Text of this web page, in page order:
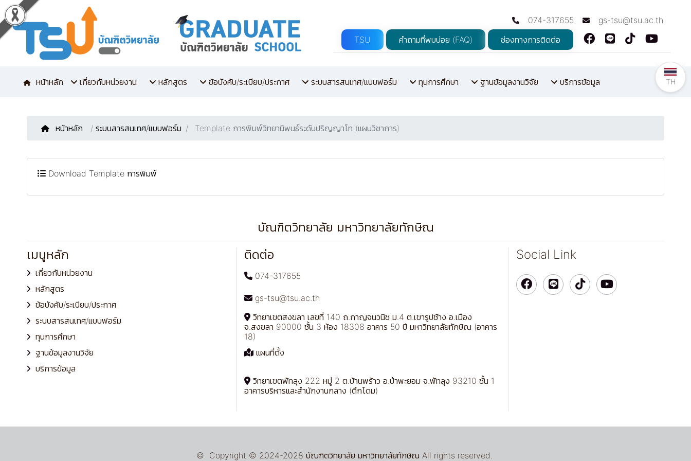
074-317655
gs-tsu@tsu.ac.th
TSU
คำถามที่พบบ่อย (FAQ) ช่องทางการติดต่อ
หน้าหลัก เกี่ยวกับหน่วยงาน หลักสูตร ข้อบังคับ/ระเบียบ/ประกาศ ระบบสารสนเทศ/แบบฟอร์ม ทุนการศึกษา ฐานข้อมูลงานวิจัย บริการข้อมูล
หน้าหลัก / ระบบสารสนเทศ/แบบฟอร์ม Template การพิมพ์วิทยานิพนธ์ระดับปริญญาโท (แผนวิชาการ)
Download Template การพิมพ์
บัณฑิตวิทยาลัย มหาวิทยาลัยทักษิณ
เมนูหลัก
เกี่ยวกับหน่วยงาน
หลักสูตร
ข้อบังคับ/ระเบียบ/ประกาศ
ระบบสารสนเทศ/แบบฟอร์ม
ทุนการศึกษา
ฐานข้อมูลงานวิจัย
บริการข้อมูล
ติดต่อ
074-317655
gs-tsu@tsu.ac.th
วิทยาเขตสงขลา เลขที่ 140 ถ.กาญจนวนิช ม.4 ต.เขารูปช้าง อ.เมือง
จ.สงขลา 90000 ชั้น 3 ห้อง 18308 อาคาร 50 ปี มหาวิทยาลัยทักษิณ (อาคาร
18)
แผนที่ตั้ง
วิทยาเขตพัทลุง 222 หมู่ 2 ต.บ้านพร้าว อ.ป่าพะยอม จ.พัทลุง 93210 ชั้น 1
อาคารบริหารและสำนักงานกลาง (ตึกโดม)
Social Link
© Copyright © 2024-2028 บัณฑิตวิทยาลัย มหาวิทยาลัยทักษิณ All rights reserved.
TH